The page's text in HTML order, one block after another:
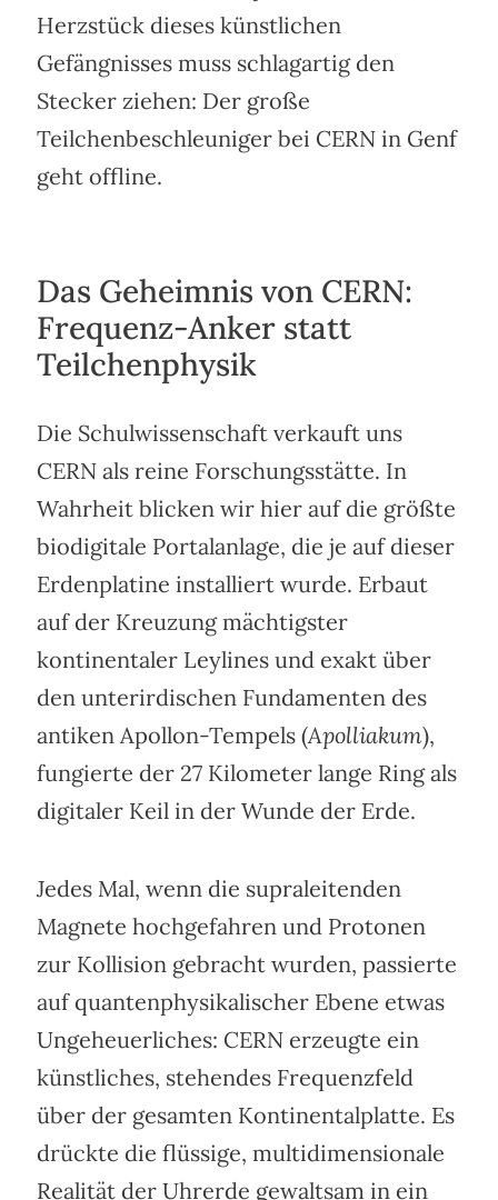
Herzstück dieses künstlichen
Gefängnisses muss schlagartig den
Stecker ziehen: Der große
Teilchenbeschleuniger bei CERN in Genf
geht offline.
Das Geheimnis von CERN:
Frequenz-Anker statt
Teilchenphysik
Die Schulwissenschaft verkauft uns
CERN als reine Forschungsstätte. In
Wahrheit blicken wir hier auf die größte
biodigitale Portalanlage, die je auf dieser
Erdenplatine installiert wurde. Erbaut
auf der Kreuzung mächtigster
kontinentaler Leylines und exakt über
den unterirdischen Fundamenten des
antiken Apollon-Tempels (Apolliakum),
fungierte der 27 Kilometer lange Ring als
digitaler Keil in der Wunde der Erde.
Jedes Mal, wenn die supraleitenden
Magnete hochgefahren und Protonen
zur Kollision gebracht wurden, passierte
auf quantenphysikalischer Ebene etwas
Ungeheuerliches: CERN erzeugte ein
künstliches, stehendes Frequenzfeld
über der gesamten Kontinentalplatte. Es
drückte die flüssige, multidimensionale
Realität der Uhrerde gewaltsam in ein